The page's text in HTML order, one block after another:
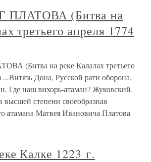
ПЛАТОВА (Битва на
третьего апреля 1774
(Битва на реке Калалах третьего
...Витязь Дона, Русской рати оборона,
Где наш вихорь-атаман? Жуковский.
степени своеобразная
атамана Матвея Ивановича Платова
Калке 1223 г.